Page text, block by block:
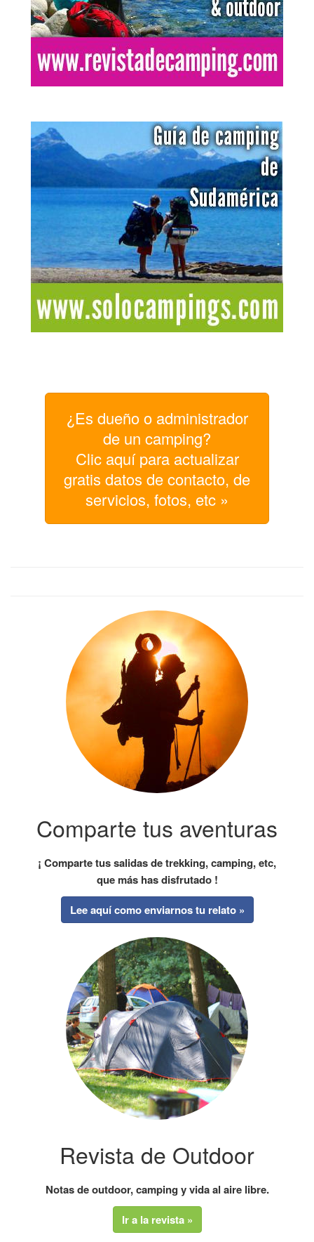
¿Es dueño o administrador
de un camping?
Clic aquí para actualizar
gratis datos de contacto, de
servicios, fotos, etc »
Comparte tus aventuras
¡ Comparte tus salidas de trekking, camping, etc,
que más has disfrutado !
Lee aquí como enviarnos tu relato »
Revista de Outdoor
Notas de outdoor, camping y vida al aire libre.
Ir a la revista »